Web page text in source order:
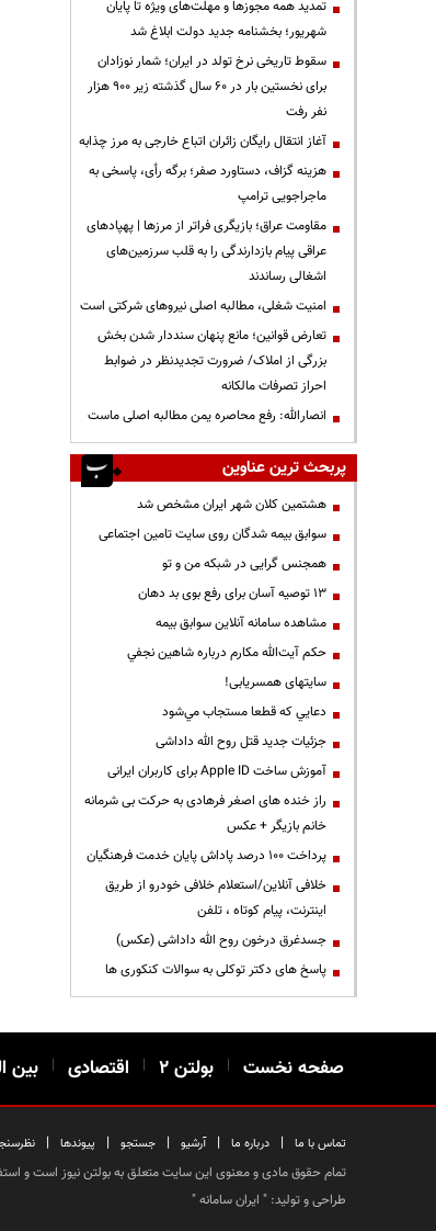
تمدید همه مجوزها و مهلت‌های ویژه تا پایان
شهریور؛ بخشنامه جدید دولت ابلاغ شد
سقوط تاریخی نرخ تولد در ایران؛ شمار نوزادان
برای نخستین بار در ۶۰ سال گذشته زیر ۹۰۰ هزار
نفر رفت
آغاز انتقال رایگان زائران اتباع خارجی به مرز چذابه
هزینه گزاف، دستاورد صفر؛ برگه رأی، پاسخی به
ماجراجویی ترامپ
مقاومت عراق؛ بازیگری فراتر از مرزها | پهپادهای
عراقی پیام بازدارندگی را به قلب سرزمین‌های
اشغالی رساندند
‌امنیت شغلی، مطالبه اصلی نیروهای شرکتی است
تعارض قوانین؛ مانع پنهان سنددار شدن بخش
بزرگی از املاک/ ضرورت تجدیدنظر در ضوابط
احراز تصرفات مالکانه
انصارالله: رفع محاصره یمن مطالبه اصلی ماست
پربحث ترین عناوین
هشتمین کلان شهر ایران مشخص شد
سوابق بیمه شدگان روی سایت تامین اجتماعی
همجنس گرایی در شبکه من و تو
13 توصیه آسان برای رفع بوی بد دهان
مشاهده سامانه آنلاين سوابق بیمه
حكم آيت‌الله مكارم درباره شاهين نجفي
سایتهای همسریابی!
دعايي كه قطعا مستجاب مي‌شود
جزئیات جدید قتل روح الله داداشی
آموزش ساخت Apple ID برای کاربران ایرانی
راز خنده های اصغر فرهادی به حرکت بی شرمانه
خانم بازیگر + عکس
پرداخت ۱۰۰ درصد پاداش پایان خدمت فرهنگیان
خلافی آنلاین/استعلام خلافی خودرو از طریق
اینترنت، پیام کوتاه ، تلفن
جسدغرق درخون روح الله داداشی (عکس)
پاسخ های دکتر توکلی به سوالات کنکوری ها
صفحه نخست | بولتن ۲ | اقتصادی | بین
تماس با ما | درباره ما | آرشیو | جستجو | پیوندها |
تمام حقوق مادی و معنوی این سایت متعلق به بولتن نیوز است و
طراحی و تولید: " ایران سامانه"